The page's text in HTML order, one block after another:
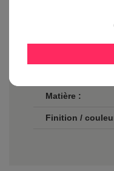
Matière :
Finition /